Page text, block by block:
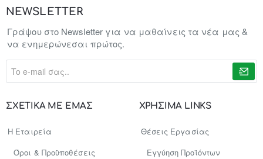
ΣΧΕΤΙΚΑ ΜΕ ΕΜΑΣ
Η Εταιρεία
Όροι & Προϋποθέσεις
ΧΡΗΣΙΜΑ LINKS
Θέσεις Εργασίας
Εγγύηση Προϊόντων
NEWSLETTER
Γράψου στο Newsletter για να μαθαίνεις τα νέα μας &
να ενημερώνεσαι πρώτος.
σας..